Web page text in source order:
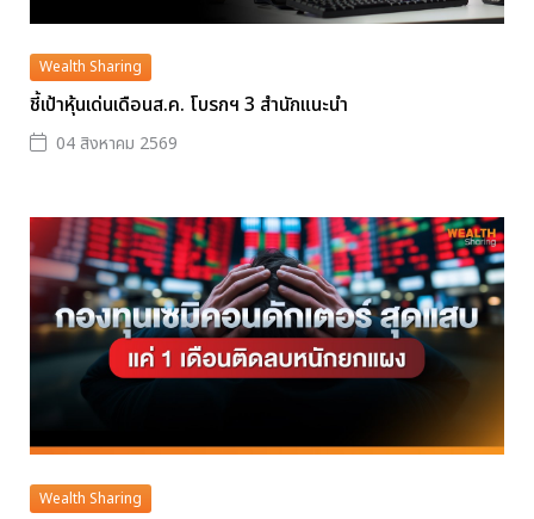
Wealth Sharing
ชี้เป้าหุ้นเด่นเดือนส.ค. โบรกฯ 3 สำนักแนะนำ
04 สิงหาคม 2569
Wealth Sharing